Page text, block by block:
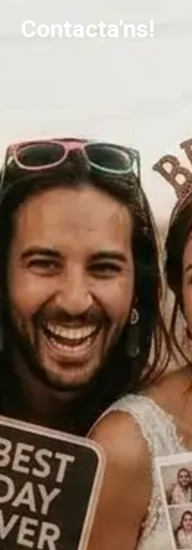
Contacta'ns!